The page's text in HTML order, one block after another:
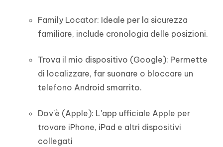
Family Locator: Ideale per la sicurezza
familiare, include cronologia delle posizioni.
Trova il mio dispositivo (Google): Permette
di localizzare, far suonare o bloccare un
telefono Android smarrito.
Dov'è (Apple): L'app ufficiale Apple per
trovare iPhone, iPad e altri dispositivi
collegati